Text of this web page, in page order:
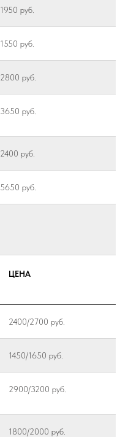
1950 руб.
1550 руб.
2800 руб.
3650 руб.
2400 руб.
5650 руб.
ЦЕНА
2400/2700 руб.
1450/1650 руб.
2900/3200 руб.
1800/2000 руб.